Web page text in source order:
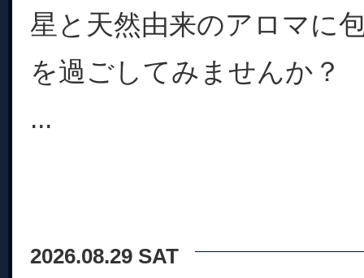
星と天然由来のアロマに
を過ごしてみませんか？
...
2026.08.29 SAT